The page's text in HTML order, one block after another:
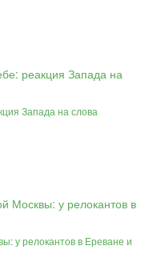
Запада на слова
у релокантов в Ереване и